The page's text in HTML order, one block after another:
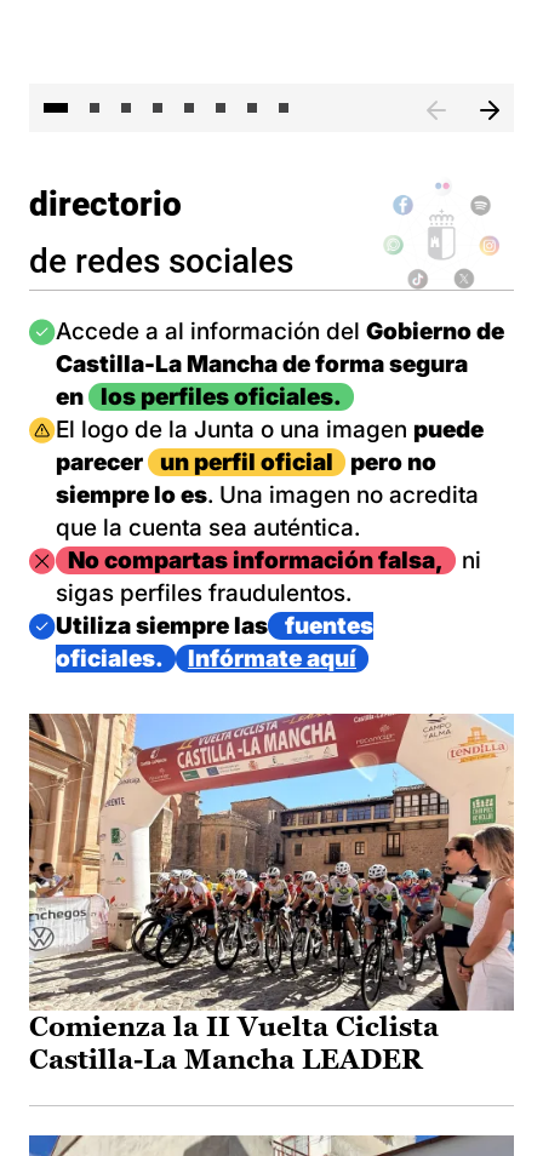
directorio
de redes sociales
Imagen
Accede a al información del Gobierno de
Castilla-La Mancha de forma segura
en
los perfiles oficiales.
Imagen
El logo de la Junta o una imagen puede
parecer
un perfil oficial
pero no
siempre lo es. Una imagen no acredita
que la cuenta sea auténtica.
ImagenNo compartas información falsa,
ni
sigas perfiles fraudulentos.
Imagen
Utiliza siempre las
fuentes
oficiales.
Infórmate aquí
Comienza la II Vuelta Ciclista
Castilla-La Mancha LEADER